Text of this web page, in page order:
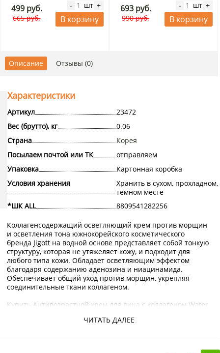
499 руб.
665 руб.
- шт +
В корзину
693 руб.
990 руб.
- шт +
В корзину
Описание Отзывы (0)
ЧИТАТЬ ДАЛЕЕ
Характеристики
Артикул
23472
Вес (брутто), кг
0.06
Страна
Корея
Посылаем почтой или ТК
отправляем
Упаковка
Картонная коробка
Условия хранения
Хранить в сухом, прохладном,
темном месте
*ШК ALL
8809541282256
Коллагенсодержащий осветляющий крем против морщин
и осветления тона южнокорейского косметического
бренда Jigott на водной основе представляет собой тонкую
структуру, которая не утяжеляет кожу, и подходит для
любого типа кожи. Обладает осветляющим эффектом
благодаря содержанию аденозина и ниацинамида.
Обеспечивает общий уход против морщин, укрепляя
соединительные ткани коллагеном.
Купить Антивозрастной крем для лица с коллагеном Water
KorShop.ru с доставкой по Москве и Санкт-Петербургу, а